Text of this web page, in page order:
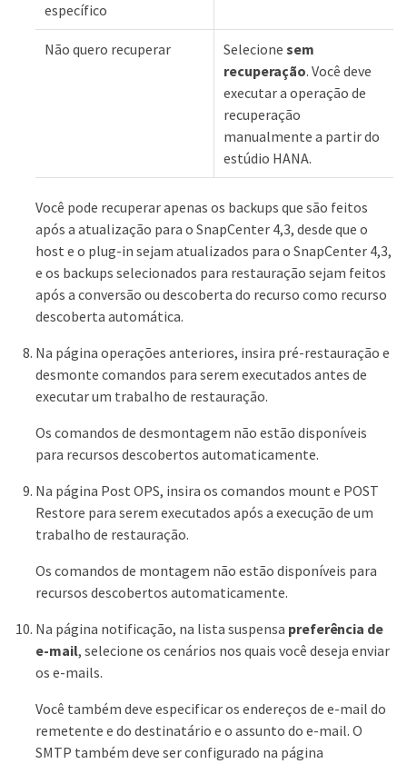
específico
Não quero recuperar Selecione sem
recuperação. Você deve
executar a operação de
recuperação
manualmente a partir do
estúdio HANA.
Você pode recuperar apenas os backups que são feitos
após a atualização para o SnapCenter 4,3, desde que o
host e o plug-in sejam atualizados para o SnapCenter 4,3,
e os backups selecionados para restauração sejam feitos
após a conversão ou descoberta do recurso como recurso
descoberta automática.
Na página operações anteriores, insira pré-restauração e
desmonte comandos para serem executados antes de
executar um trabalho de restauração.
Os comandos de desmontagem não estão disponíveis
para recursos descobertos automaticamente.
Na página Post OPS, insira os comandos mount e POST
Restore para serem executados após a execução de um
trabalho de restauração.
Os comandos de montagem não estão disponíveis para
recursos descobertos automaticamente.
Na página notificação, na lista suspensa preferência de
e-mail, selecione os cenários nos quais você deseja enviar
os e-mails.
Você também deve especificar os endereços de e-mail do
remetente e do destinatário e o assunto do e-mail. O
SMTP também deve ser configurado na página